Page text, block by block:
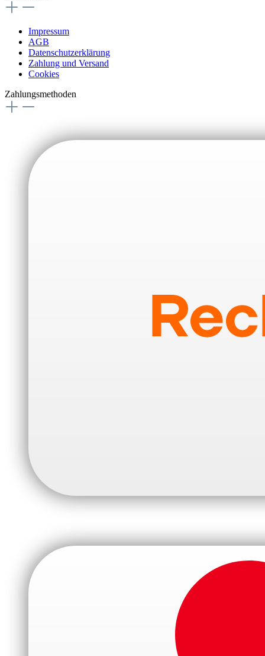
Impressum
AGB
Datenschutzerklärung
Zahlung und Versand
Cookies
Zahlungsmethoden